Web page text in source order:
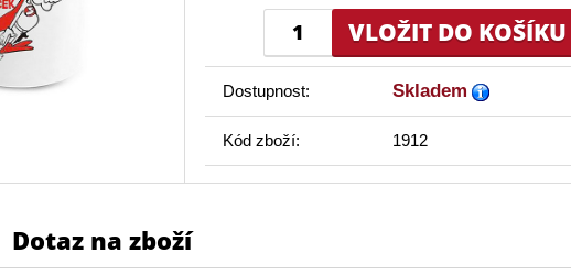
Dostupnost: Skladem
Kód zboží: 1912
Dotaz na zboží